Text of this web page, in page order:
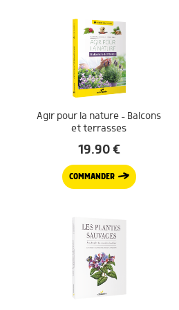
Agir pour la nature – Balcons
et terrasses
19.90€
COMMANDER